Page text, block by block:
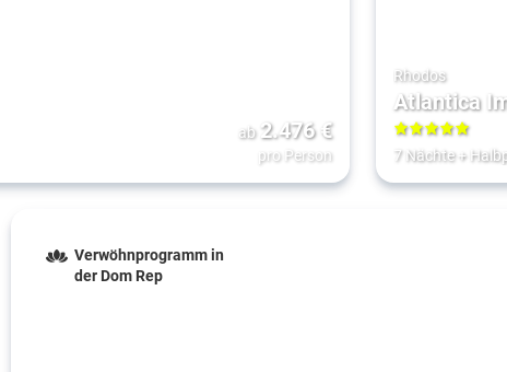
ab 2.476€
pro Person
Rhodos
Atlantica
5
7 Nächte+
Verwöhnprogramm in
der Dom Rep